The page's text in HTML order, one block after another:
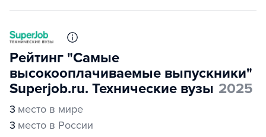
Рейтинг "Самые
высокооплачиваемые выпускники"
Superjob.ru. Технические вузы 2025
3 место в мире
3 место в России